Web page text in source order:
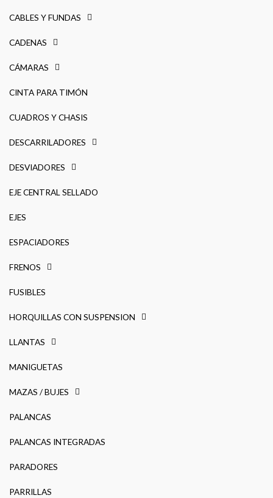
CABLES Y FUNDAS
CADENAS
CÁMARAS
CINTA PARA TIMÓN
CUADROS Y CHASIS
DESCARRILADORES
DESVIADORES
EJE CENTRAL SELLADO
EJES
ESPACIADORES
FRENOS
FUSIBLES
HORQUILLAS CON SUSPENSION
LLANTAS
MANIGUETAS
MAZAS / BUJES
PALANCAS
PALANCAS INTEGRADAS
PARADORES
PARRILLAS